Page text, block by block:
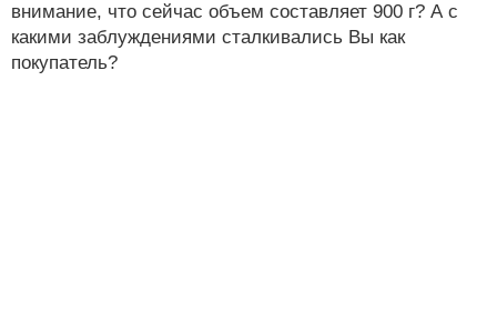
внимание, что сейчас объем составляет 900 г? А с
какими заблуждениями сталкивались Вы как
покупатель?